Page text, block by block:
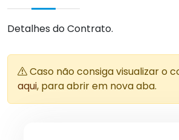
Detalhes do Contrato.
Caso não consiga visualizar o
aqui, para abrir em nova aba.